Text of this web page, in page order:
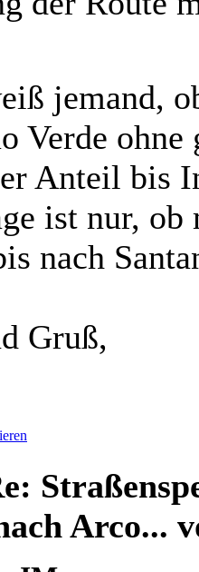
jemand,
Verde
Anteil bis
ist nur, ob
nach
Gruß,
Arco...